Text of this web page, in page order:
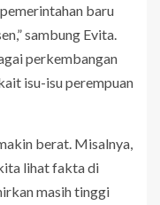
baru
sambung Evita.
perkembangan
isu-isu perempuan
berat. Misalnya,
lihat fakta di
masih tinggi